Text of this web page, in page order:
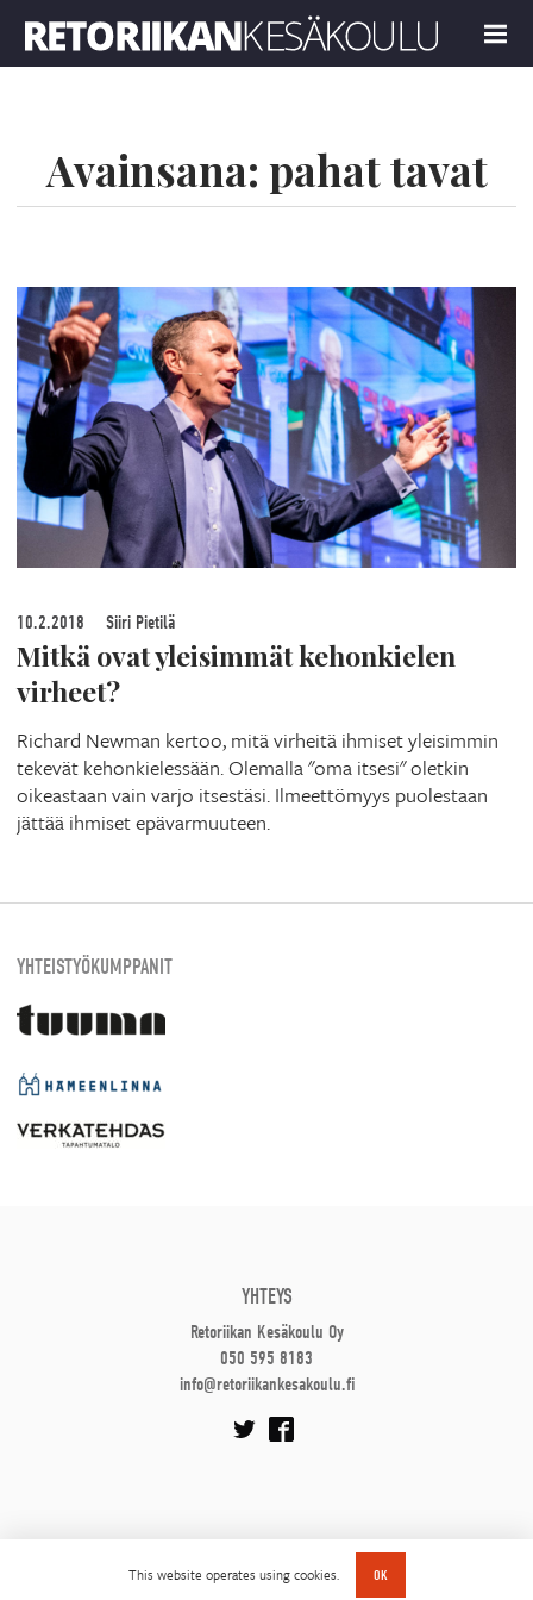
This website operates using cookies. OK
MENU
Avainsana: pahat tavat
10.2.2018 Siiri Pietilä
Mitkä ovat yleisimmät kehonkielen
virheet?
Richard Newman kertoo, mitä virheitä ihmiset yleisimmin
tekevät kehonkielessään. Olemalla "oma itsesi" oletkin
oikeastaan vain varjo itsestäsi. Ilmeettömyys puolestaan
jättää ihmiset epävarmuuteen.
YHTEISTYÖKUMPPANIT
YHTEYS
Retoriikan Kesäkoulu Oy
050 595 8183
info@retoriikankesakoulu.fi